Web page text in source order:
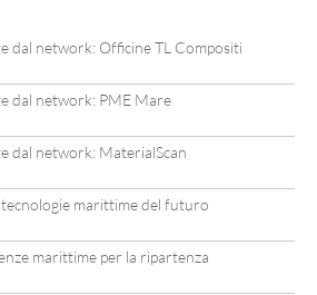
dal network: Officine TL Compositi
dal network: PME Mare
dal network: MaterialScan
tecnologie marittime del futuro
marittime per la ripartenza